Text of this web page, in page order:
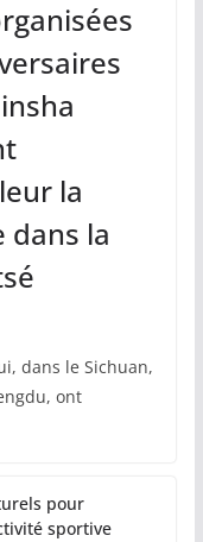
la
dans la
dans le Sichuan,
ont
pour
sportive